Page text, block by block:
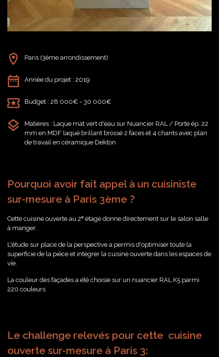
Paris (3ème arrondissement)
Année du projet : 2019
Budget : 28 000€ - 30 000€
Matières : Laque mat vert d'eau sur Nuancier RAL / Porte ép. 22
mm en MDF laqué brillant brossé 2 faces et 4 chants avec plan
de travail en céramique Dekton
Pourquoi avoir fait appel à un cuisiniste
sur-mesure à Paris 3ème ?
Cette cuisine ouverte au 2ᵉ étage donne directement sur le salon salle
à manger.
L'étude sur place de la perspective a permis d'optimiser toute la
superficie de la pièce et intégrer la cuisine ouverte dans les espaces de
vie.
La couleur des façades a été choisie sur un nuancier RAL K5 parmi
220 couleurs
Le challenge relevés pour cette cuisine
ouverte sur-mesure à Paris 3: